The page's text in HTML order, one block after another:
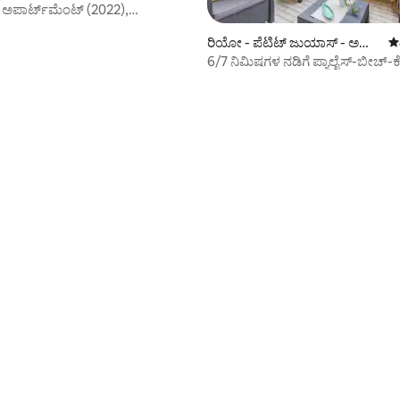
171 ವಿಮರ್ಶೆಗಳು
ಅಪಾರ್ಟ್‌ಮೆಂಟ್ (2022),
ರಿಯೋ - ಪೆಟಿಟ್ ಜುಯಾಸ್ - ಅ
ವೆನ್ಯೂ ಡಿ ಗ್ರಾಸ್ ನಲ್ಲಿ ಕಾಂಡೋ
5
6/7 ನಿಮಿಷಗಳ ನಡಿಗೆ ಪ್ಯಾಲೈಸ್-